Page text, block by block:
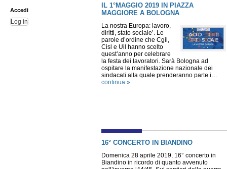
Accedi
Log in
IL 1°MAGGIO 2019 IN PIAZZA
MAGGIORE A BOLOGNA
La nostra Europa: lavoro,
diritti, stato sociale’. Le
parole d’ordine che Cgil,
Cisl e Uil hanno scelto
quest’anno per celebrare
la festa dei lavoratori. Sarà Bologna ad
ospitare la manifestazione nazionale dei
sindacati alla quale prenderanno parte i…
continua »
16° CONCERTO IN BIANDINO
Domenica 28 aprile 2019, 16° concerto in
Biandino in ricordo di quanto avvenuto